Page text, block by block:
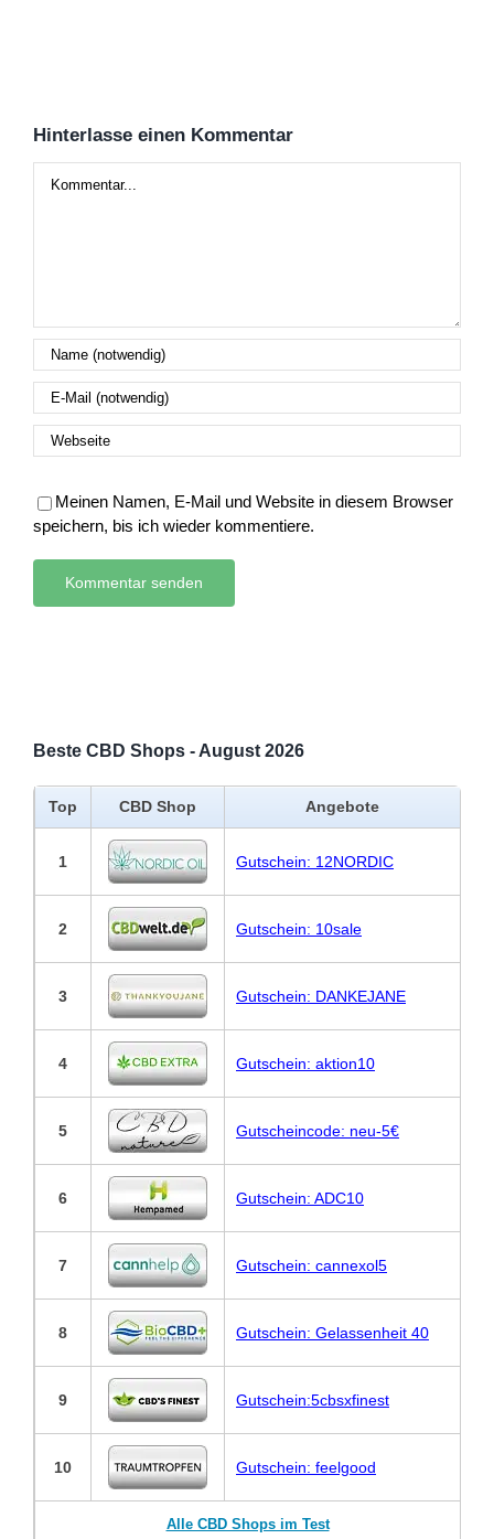
Hinterlasse einen Kommentar
Meinen Namen, E-Mail und Website in diesem Browser
speichern, bis ich wieder kommentiere.
Beste CBD Shops - August 2026
Top CBD Shop Angebote
1 Gutschein: 12NORDIC
2 Gutschein: 10sale
3 Gutschein: DANKEJANE
4 Gutschein: aktion10
5 Gutscheincode: neu-5€
6 Gutschein: ADC10
7 Gutschein: cannexol5
8 Gutschein: Gelassenheit 40
9 Gutschein:5cbsxfinest
10 Gutschein: feelgood
Alle CBD Shops im Test